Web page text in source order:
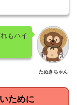
たぬきちゃん
もハイ
ために